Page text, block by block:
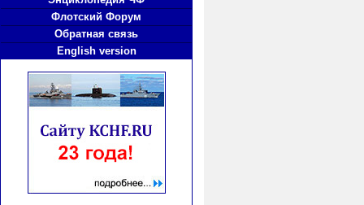
Флотский Форум
Обратная связь
English version